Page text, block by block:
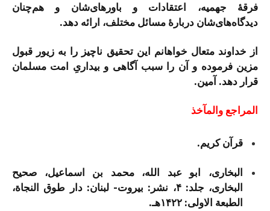
فرقۀ جهمیه، اعتقادات و باورهای‌شان و هم‌چنان
دیدگاه‌های‌شان دربارۀ مسائل مختلف، ارائه دهد.
از خداوند متعال خواهانم این تحقیق ناچیز را به زیور قبول
مزین فرموده و آن را سبب آگاهی و بیداریِ امت مسلمان
قرار دهد. آمین.
المراجع والمآخذ
قرآن کریم.
البخاری، ابو عبد الله، محمد بن اسماعیل، صحیح
البخاری، جلد: ۴، نشر: بیروت- لبنان: دار طوق النجاة،
الطبعة الاولی: ۱۴۲۲هـ.